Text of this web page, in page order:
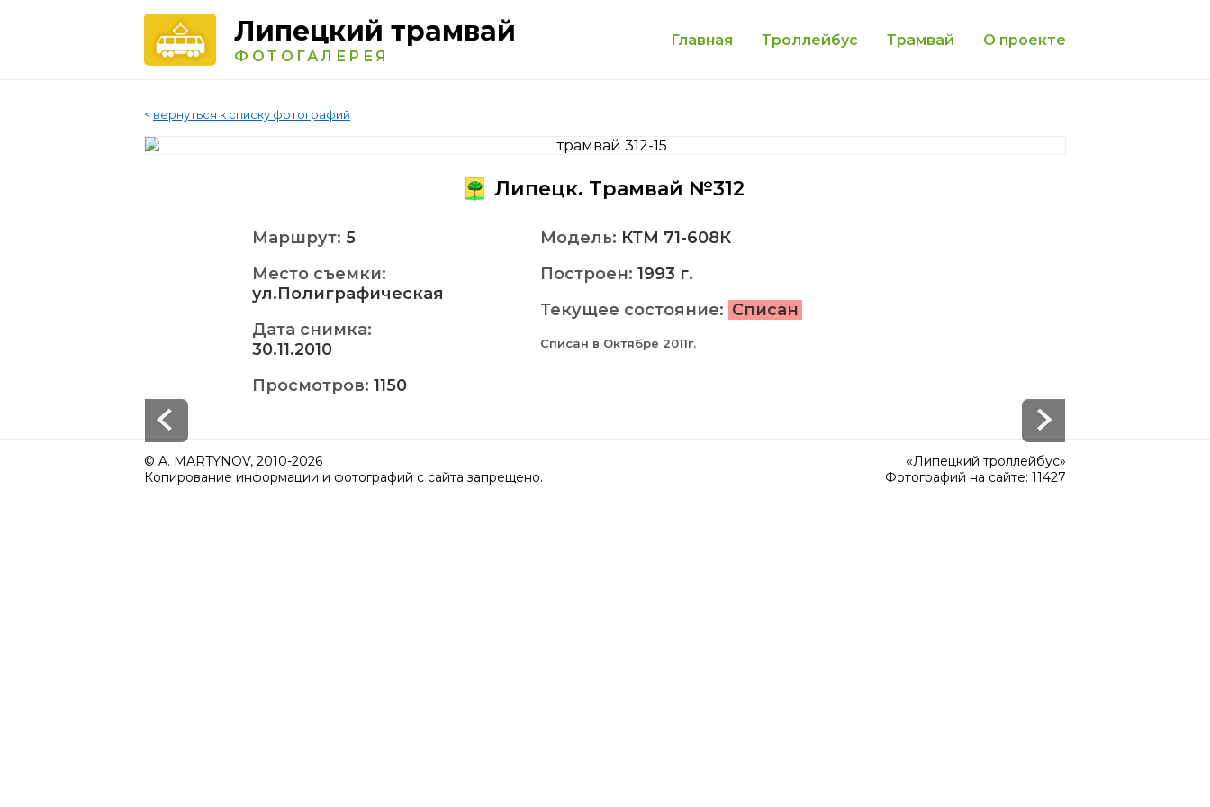
Липецкий трамвай
ФОТОГАЛЕРЕЯ
Главная Троллейбус Трамвай О проекте
< вернуться к списку фотографий
Липецк. Трамвай №312
Маршрут: 5
Место съемки:
ул.Полиграфическая
Дата снимка:
30.11.2010
Просмотров: 1150
Модель: КТМ 71-608К
Построен: 1993 г.
Текущее состояние: Списан
Списан в Октябре 2011г.
© A. MARTYNOV, 2010-2026
Копирование информации и фотографий с сайта запрещено.
«Липецкий троллейбус»
Фотографий на сайте: 11427